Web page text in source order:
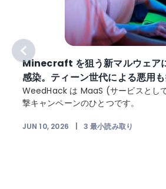
Minecraft を狙う新マルウェア
感染。ティーン世代による悪用
WeedHack は MaaS (サービスとし
撃キャンペーンのひとつです。
JUN 10, 2026 3 最小読み取り